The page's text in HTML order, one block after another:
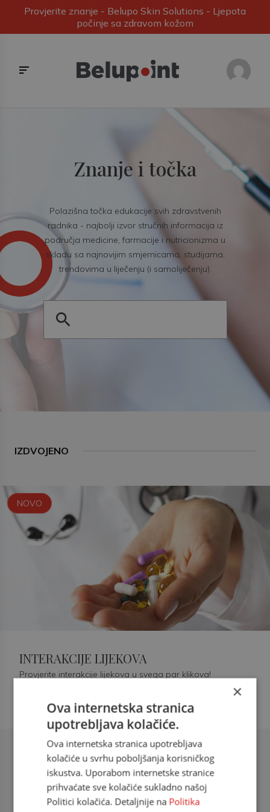
Provjerite znanje - Belupo Skin Solutions - Ljepota
počinje sa zdravom kožom
Znanje i točka
Polazišna točka edukacije svih zdravstvenih
radnika - najbolji izvor stručnih informacija iz
područja medicine, farmacije i nutricionizma u
skladu sa najnovijim smjernicama, studijama,
trendovima u liječenju (i samoliječenju).
IZDVOJENO
Šećerna bolest tip 2 = kardiovaskularna
doc. dr. sc. Višnja Kokić Maleš,
dr.med., specijalististica
NOVO
INTERAKCIJE LIJEKOVA
Provjerite interakcije lijekova u svega par klikova!
×
Ova internetska stranica
upotrebljava kolačiće.
Ova internetska stranica upotrebljava
kolačiće u svrhu poboljšanja korisničkog
iskustva. Uporabom internetske stranice
prihvaćate sve kolačiće sukladno našoj
Politici kolačića. Detaljnije na Politika